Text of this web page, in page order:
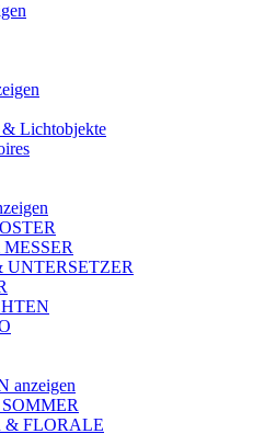
& Lichtobjekte
UNTERSETZER
anzeigen
& FLORALE